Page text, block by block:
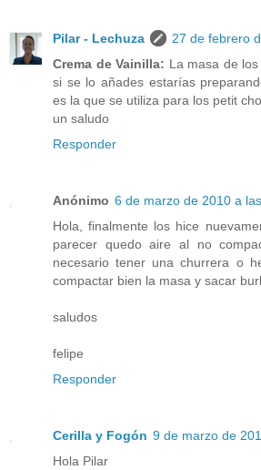
Pilar - Lechuza
27 de febrero
Crema de Vainilla: La masa de
si se lo añades estarías
es la que se utiliza para los petit
un saludo
Responder
Anónimo 6 de marzo de 2010 a
Hola, finalmente los hice
parecer quedo aire al no
necesario tener una churrera o
compactar bien la masa y sacar
saludos
felipe
Responder
Cerilla y Fogón 9 de marzo de
Hola Pilar